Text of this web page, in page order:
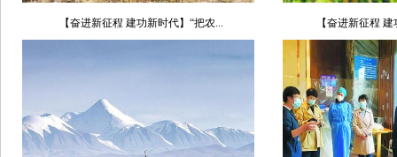
【奋进新征程 建功新时代】“把农... 【奋进新征程